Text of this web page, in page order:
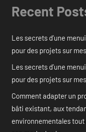
Recent
Les secrets d’une
pour des projets sur
Les secrets d’une
pour des projets sur
Comment adapter un
bâti existant, aux
environnementales